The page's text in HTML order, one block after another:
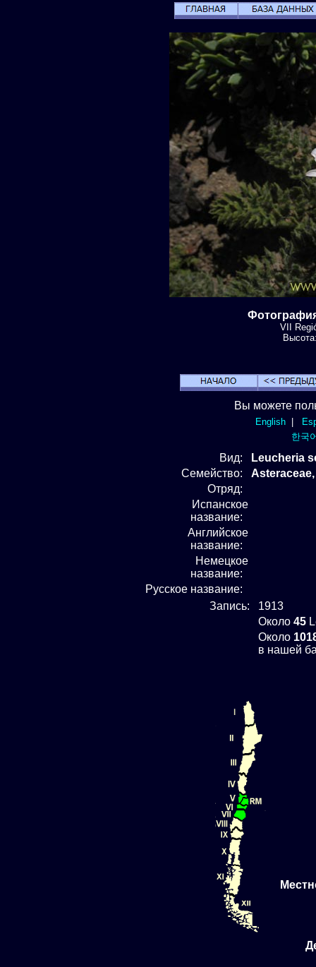
VII
Вы можете
English|
한국
Вид:
Leucheria
Семейство:
Отряд:
Испанское
название:
Английское
название:
Немецкое
название:
Русское название:
Запись:
1913
Около 45
Около
в нашей